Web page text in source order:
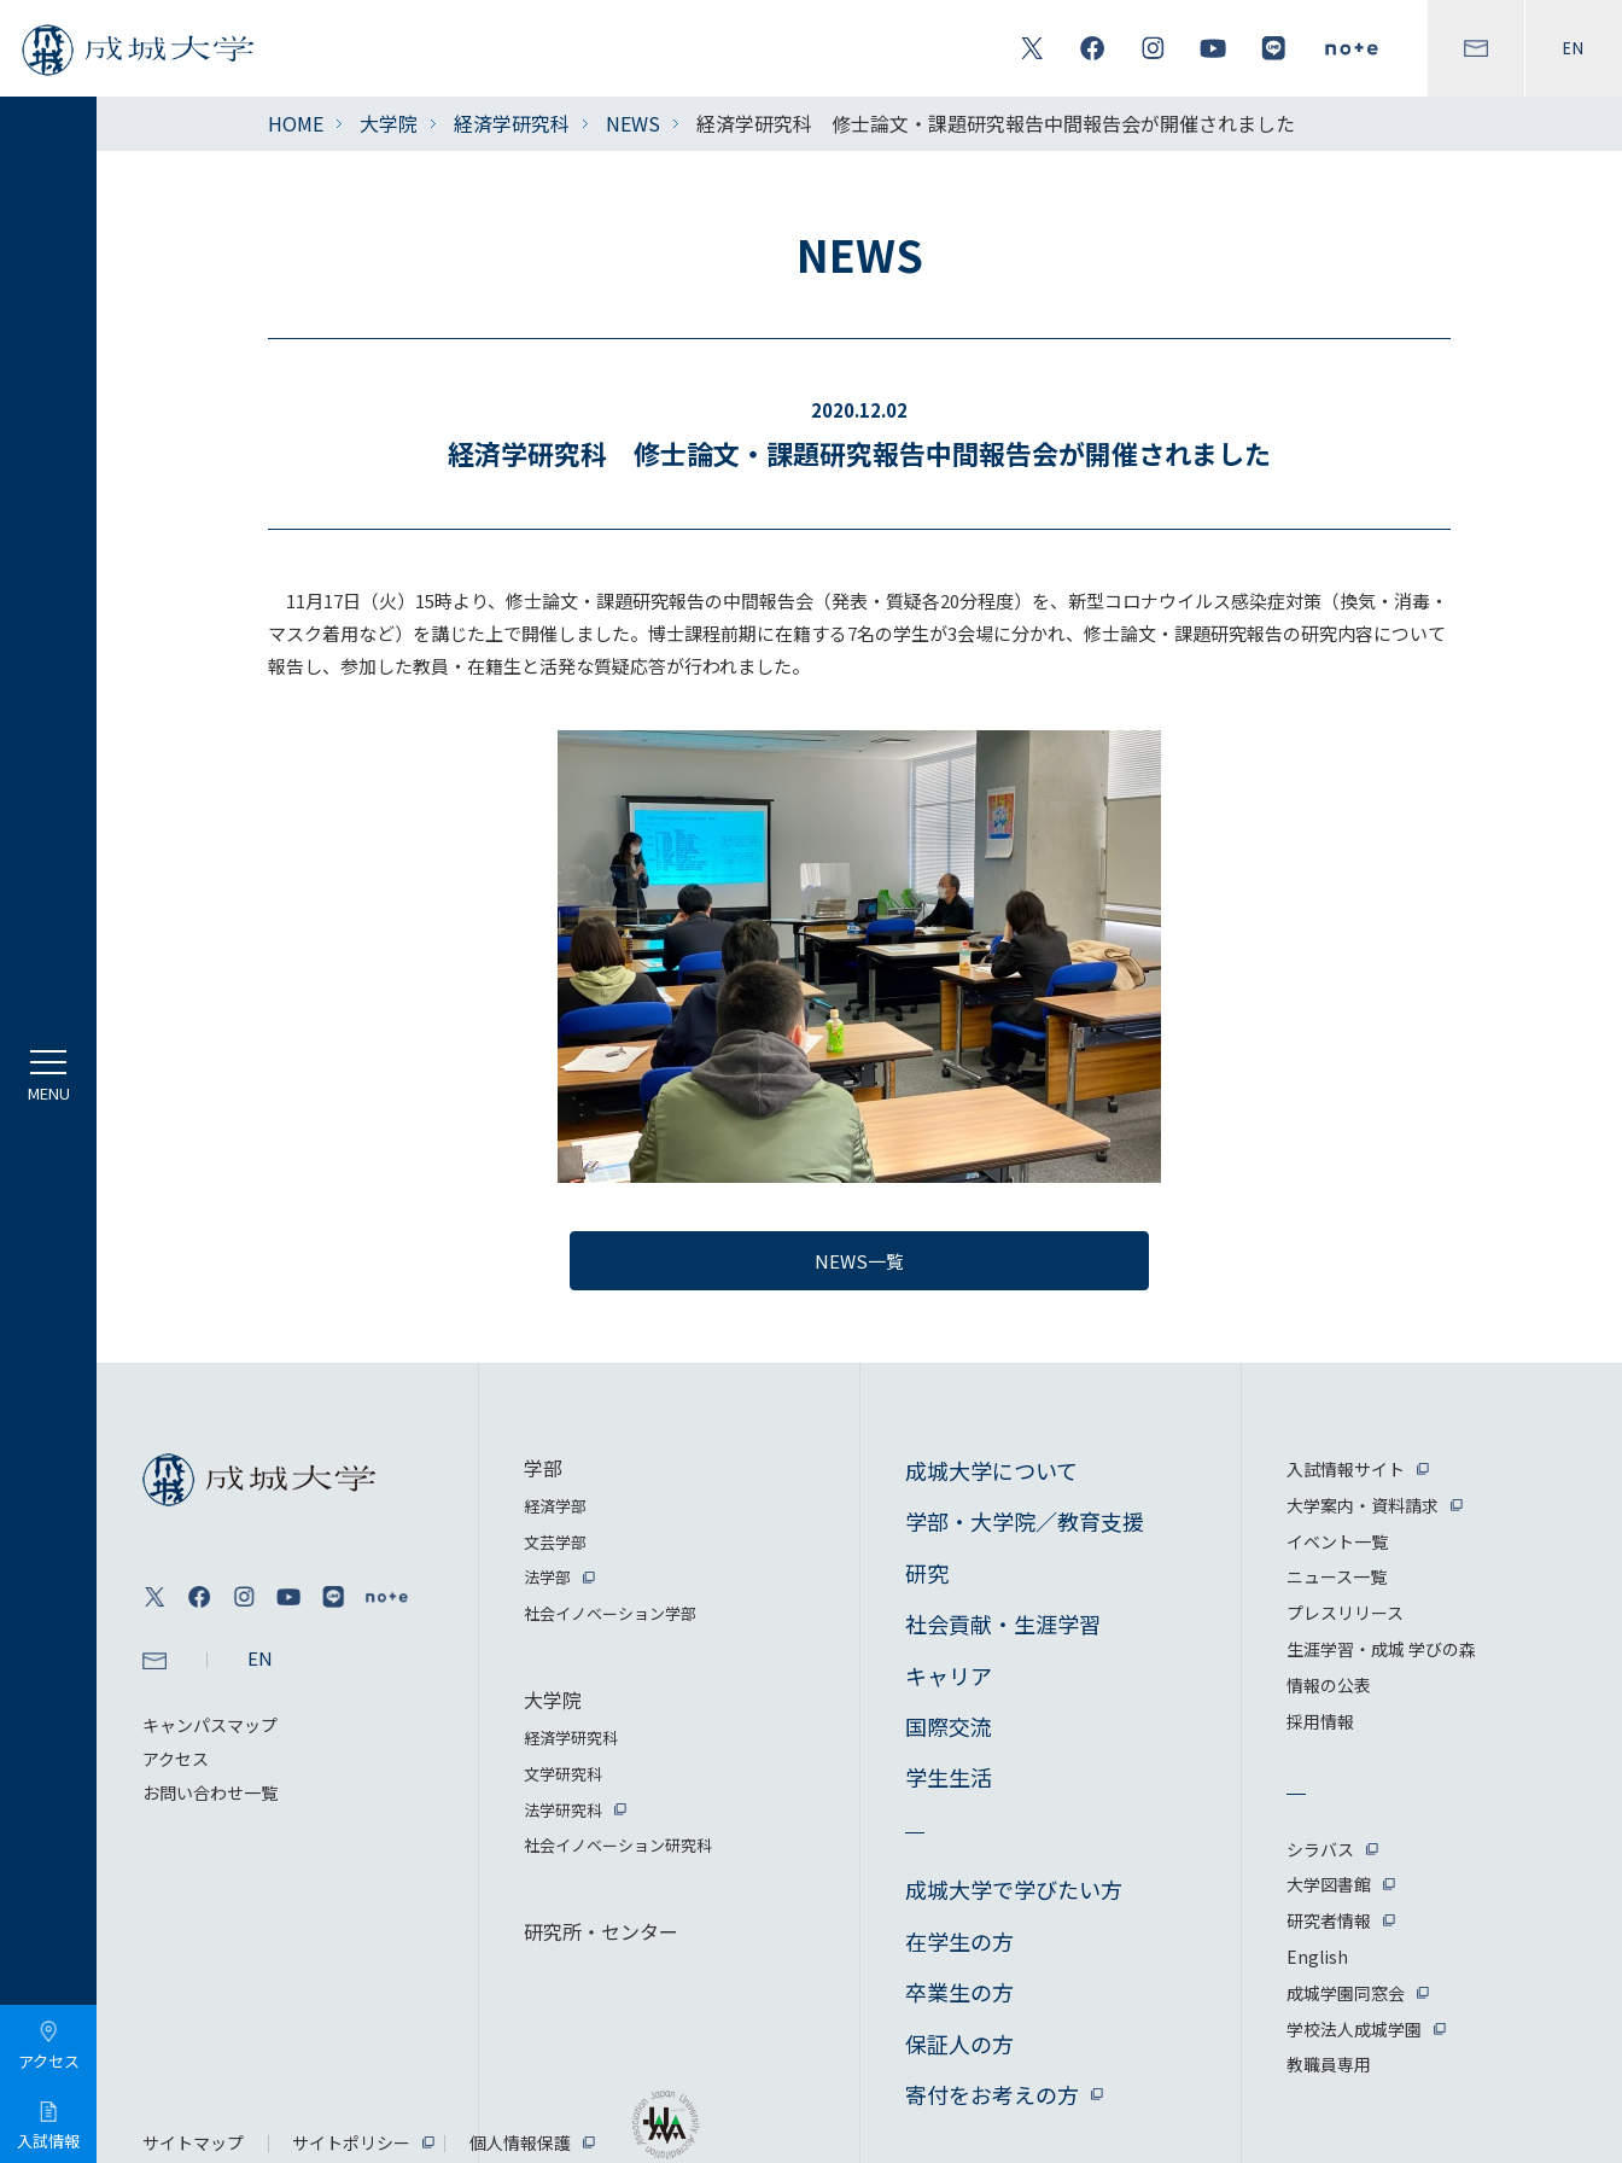
EN
アクセス
入試情報
HOME 大学院 経済学研究科 NEWS 経済学研究科 修士論文・課題研究報告中間報告会が開催されました
NEWS
2020.12.02
経済学研究科 修士論文・課題研究報告中間報告会が開催されました
11月17日（火）15時より、修士論文・課題研究報告の中間報告会（発表・質疑各20分程度）を、新型コロナウイルス感染症対策（換気・消毒・
マスク着用など）を講じた上で開催しました。博士課程前期に在籍する7名の学生が3会場に分かれ、修士論文・課題研究報告の研究内容について
報告し、参加した教員・在籍生と活発な質疑応答が行われました。
NEWS一覧
サイトマップ サイトポリシー 個人情報保護
EN
キャンパスマップ
アクセス
お問い合わせ一覧
学部
経済学部
文芸学部
法学部
社会イノベーション学部
大学院
経済学研究科
文学研究科
法学研究科
社会イノベーション研究科
研究所・センター
成城大学について
学部・大学院／教育支援
研究
社会貢献・生涯学習
キャリア
国際交流
学生生活
成城大学で学びたい方
在学生の方
卒業生の方
保証人の方
寄付をお考えの方
入試情報サイト
大学案内・資料請求
イベント一覧
ニュース一覧
プレスリリース
生涯学習・成城 学びの森
情報の公表
採用情報
シラバス
大学図書館
研究者情報
English
成城学園同窓会
学校法人成城学園
教職員専用